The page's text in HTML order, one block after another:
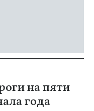
на пяти
года